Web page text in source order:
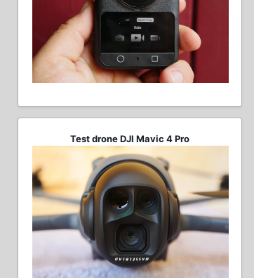
Test drone DJI Mavic 4 Pro